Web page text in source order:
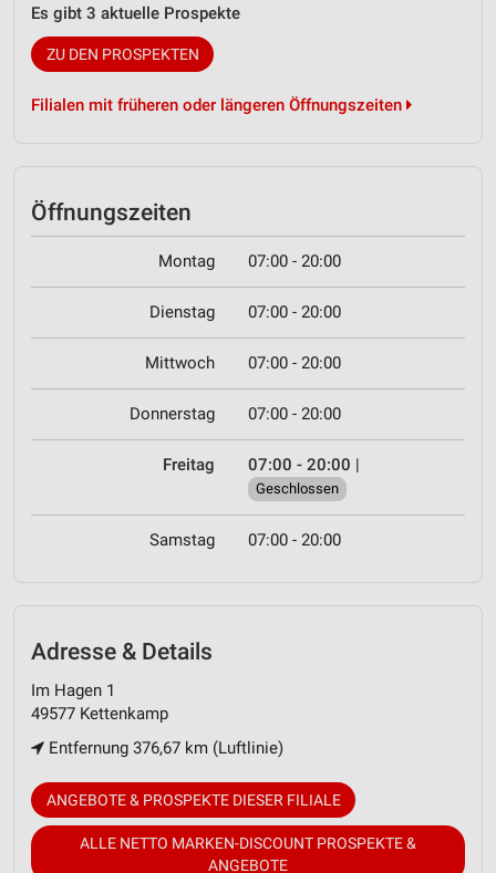
Es gibt 3 aktuelle Prospekte
ZU DEN PROSPEKTEN
Filialen mit früheren oder längeren Öffnungszeiten
Öffnungszeiten
Montag 07:00 - 20:00
Dienstag 07:00 - 20:00
Mittwoch 07:00 - 20:00
Donnerstag 07:00 - 20:00
Freitag 07:00 - 20:00 |
Geschlossen
Samstag 07:00 - 20:00
Adresse & Details
Im Hagen 1
49577 Kettenkamp
Entfernung 376,67 km (Luftlinie)
ANGEBOTE & PROSPEKTE DIESER FILIALE
ALLE NETTO MARKEN-DISCOUNT PROSPEKTE &
ANGEBOTE